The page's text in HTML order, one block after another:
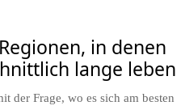
in denen
lange leben
der Frage, wo es sich am besten